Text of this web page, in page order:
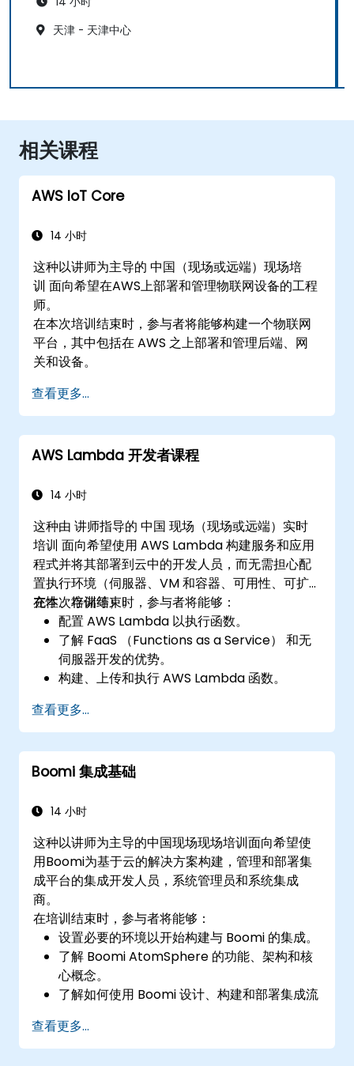
天津 - 天津中心
相关课程
AWS IoT Core
14 小时
这种以讲师为主导的 中国（现场或远端）现场培
训 面向希望在AWS上部署和管理物联网设备的工程
师。
在本次培训结束时，参与者将能够构建一个物联网
平台，其中包括在 AWS 之上部署和管理后端、网
关和设备。
查看更多...
AWS Lambda 开发者课程
14 小时
这种由 讲师指导的 中国 现场（现场或远端）实时
培训 面向希望使用 AWS Lambda 构建服务和应用
程式并将其部署到云中的开发人员，而无需担心配
置执行环境（伺服器、VM 和容器、可用性、可扩
充性、存储等）。
在本次培训结束时，参与者将能够：
配置 AWS Lambda 以执行函数。
了解 FaaS （Functions as a Service） 和无
伺服器开发的优势。
构建、上传和执行 AWS Lambda 函数。
打包、部署、监控基于 Lambda 的应用程式并
对其进行故障排除。
查看更多...
Boomi 集成基础
14 小时
这种以讲师为主导的中国现场现场培训面向希望使
用Boomi为基于云的解决方案构建，管理和部署集
成平台的集成开发人员，系统管理员和系统集成
商。
在培训结束时，参与者将能够：
设置必要的环境以开始构建与 Boomi 的集成。
了解 Boomi AtomSphere 的功能、架构和核
心概念。
了解如何使用 Boomi 设计、构建和部署集成流
使用 Boomi 的仪表板和报告选项来监控应用程
式。
查看更多...